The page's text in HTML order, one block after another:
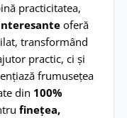
practicitatea,
oferă
transformând
practic, ci și
frumusețea
din 100%
finețea,